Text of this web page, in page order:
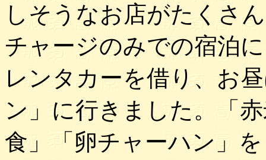
しそうなお店がたくさ
チャージのみでの宿泊
レンタカーを借り、お
ン」に行きました。「
食」「卵チャーハン」